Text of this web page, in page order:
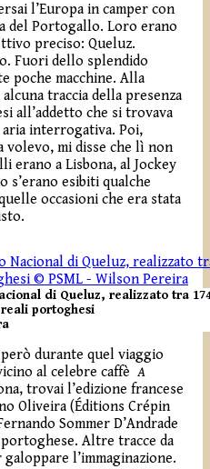
l’Europa in camper con
del Portogallo. Loro erano
preciso: Queluz.
Fuori dello splendido
poche macchine. Alla
traccia della presenza
all’addetto che si trovava
interrogativa. Poi,
volevo, mi disse che lì non
erano a Lisbona, al Jockey
s’erano esibiti qualche
occasioni che era stata
di Queluz, realizzato tra
portoghesi
durante quel viaggio
al celebre caffèA
trovai l’edizione francese
Oliveira (Éditions Crépin
Sommer D’Andrade
Altre tracce da
l’immaginazione.